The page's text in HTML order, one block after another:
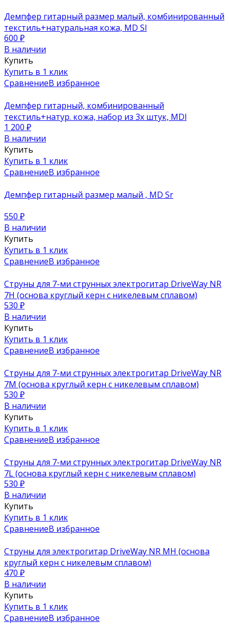
Демпфер гитарный размер малый, комбинированный
текстиль+натуральная кожа, MD Sl
600 ₽
В наличии
Купить
Купить в 1 клик
СравнениеВ избранное
Демпфер гитарный, комбинированный
текстиль+натур. кожа, набор из 3х штук, MDl
1 200 ₽
В наличии
Купить
Купить в 1 клик
СравнениеВ избранное
Демпфер гитарный размер малый , MD Sr
550 ₽
В наличии
Купить
Купить в 1 клик
СравнениеВ избранное
Струны для 7-ми струнных электрогитар DriveWay NR
7H (основа круглый керн с никелевым сплавом)
530 ₽
В наличии
Купить
Купить в 1 клик
СравнениеВ избранное
Струны для 7-ми струнных электрогитар DriveWay NR
7M (основа круглый керн с никелевым сплавом)
530 ₽
В наличии
Купить
Купить в 1 клик
СравнениеВ избранное
Струны для 7-ми струнных электрогитар DriveWay NR
7L (основа круглый керн с никелевым сплавом)
530 ₽
В наличии
Купить
Купить в 1 клик
СравнениеВ избранное
Струны для электрогитар DriveWay NR MH (основа
круглый керн с никелевым сплавом)
470 ₽
В наличии
Купить
Купить в 1 клик
СравнениеВ избранное